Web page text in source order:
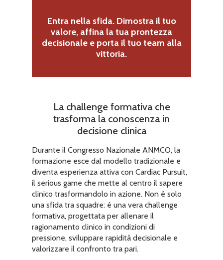
Entra nella sfida. Dimostra il tuo
valore, affina la tua prontezza
decisionale e porta il tuo team alla
vittoria.
La challenge formativa che
trasforma la conoscenza in
decisione clinica
Durante il Congresso Nazionale ANMCO, la
formazione esce dal modello tradizionale e
diventa esperienza attiva con Cardiac Pursuit,
il serious game che mette al centro il sapere
clinico trasformandolo in azione. Non è solo
una sfida tra squadre: è una vera challenge
formativa, progettata per allenare il
ragionamento clinico in condizioni di
pressione, sviluppare rapidità decisionale e
valorizzare il confronto tra pari.